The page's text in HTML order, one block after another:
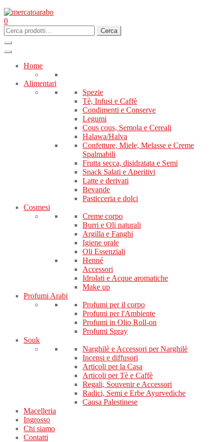
0
Cerca:
Cerca
Home
Alimentari
Spezie
Tè, Infusi e Caffè
Condimenti e Conserve
Legumi
Cous cous, Semola e Cereali
Halawa/Halva
Confetture, Miele, Melasse e Creme
Spalmabili
Frutta secca, disidratata e Semi
Snack Salati e Aperitivi
Latte e derivati
Bevande
Pasticceria e dolci
Cosmesi
Creme corpo
Burri e Oli naturali
Argilla e Fanghi
Igiene orale
Oli Essenziali
Henné
Accessori
Idrolati e Acque aromatiche
Make up
Profumi Arabi
Profumi per il corpo
Profumi per l'Ambiente
Profumi in Olio Roll-on
Profumi Spray
Souk
Narghilè e Accessori per Narghilè
Incensi e diffusori
Articoli per la Casa
Articoli per Tè e Caffè
Regali, Souvenir e Accessori
Radici, Semi e Erbe Ayurvediche
Causa Palestinese
Macelleria
Ingrosso
Chi siamo
Contatti